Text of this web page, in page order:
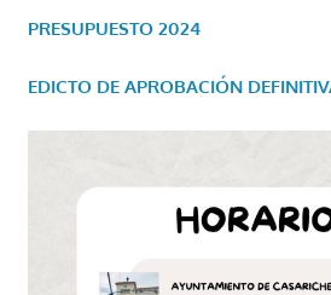
PRESUPUESTO 2024
EDICTO DE APROBACIÓN